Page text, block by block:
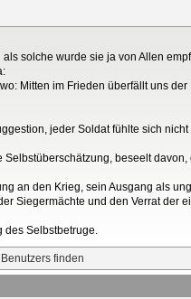
als solche wurde sie ja von Allen
Mitten im Frieden überfällt uns
jeder Soldat fühlte sich
Selbstüberschätzung, beseelt
an den Krieg, sein Ausgang als
Siegermächte und den Verrat der
des Selbstbetruge.